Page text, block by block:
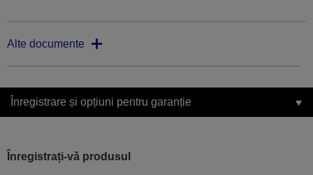
Alte documente
Înregistrare și opțiuni pentru garanție
Înregistrați-vă produsul